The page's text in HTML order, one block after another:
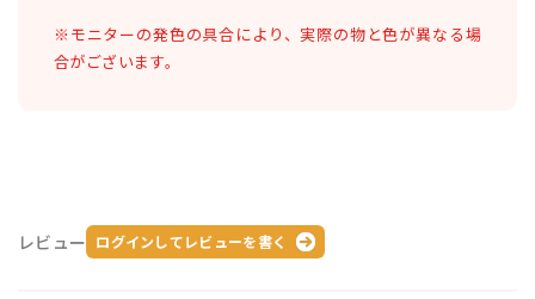
※モニターの発色の具合により、実際の物と色が異なる場
合がございます。
レビュー ログインしてレビューを書く